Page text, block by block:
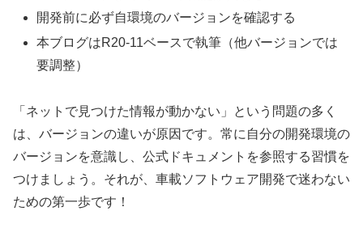
開発前に必ず自環境のバージョンを確認する
本ブログはR20-11ベースで執筆（他バージョンでは
要調整）
「ネットで見つけた情報が動かない」という問題の多く
は、バージョンの違いが原因です。常に自分の開発環境の
バージョンを意識し、公式ドキュメントを参照する習慣を
つけましょう。それが、車載ソフトウェア開発で迷わない
ための第一歩です！